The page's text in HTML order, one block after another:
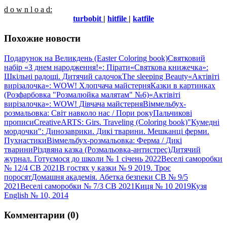
d o w n l o a d:
turbobit | hitfile | katfile
Похожие новости
Подарунок на Великдень (Easter Coloring book)Святковий
набір «З днем народження!»: Пірати«Святкова книжечка»:
Шкільні радощі. Дитячий садочокThe sleeping Beauty«Актівіті
вирізалочка»: WOW! Хлопчача майстерняКазки в картинках
(Розфарбовка "Розмалюйка малятам" №6)«Актівіті
вирізалочка»: WOW! Дівчача майстерняВіммельбух-
розмальовка: Світ навколо нас / Пори рокуПальчикові
прописиCreativeARTS: Girs. Traveling (Coloring book)"Кумедні
мордочки": Динозаврики. Дикі тварини. Мешканці ферми.
ПухнастикиВіммельбух-розмальовка: Ферма / Дикі
твариниРіздвяна казка (Розмальовка-антистрес)Дитячий
журнал. Готуємося до школи № 1 січень 2022Веселі саморобки
№ 12/4 СВ 2021В гостях у казки № 9 2019. Троє
поросятДомашня академія. Абетка безпеки СВ № 9/5
2021Веселі саморобки № 7/3 СВ 2021Киця № 10 2019Кузя
Еnglish № 10, 2014
Комментарии (0)